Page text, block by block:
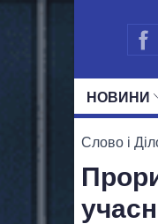
НОВИНИ
Слово і